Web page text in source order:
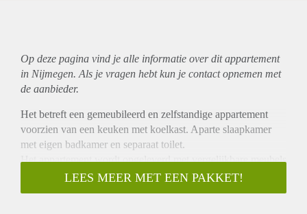
Op deze pagina vind je alle informatie over ditappartement
in Nijmegen. Als je vragen hebt kun je contact opnemen met
de aanbieder.
Het betreft een gemeubileerd en zelfstandige appartement
voorzien van een keuken met koelkast. Aparte slaapkamer
met eigen badkamer en separaat toilet.
Het appartement wordt opgeleverd met vergelijkbare meubels
zoals op de foto te zien is. Er is zelfs een stofzuiger en
wasmachine aanwezig.
LEES MEER MET EEN PAKKET!